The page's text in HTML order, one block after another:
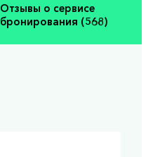
Отзывы о сервисе
бронирования (568)